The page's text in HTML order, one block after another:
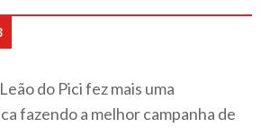
do Pici fez mais uma
fazendo a melhor campanha de